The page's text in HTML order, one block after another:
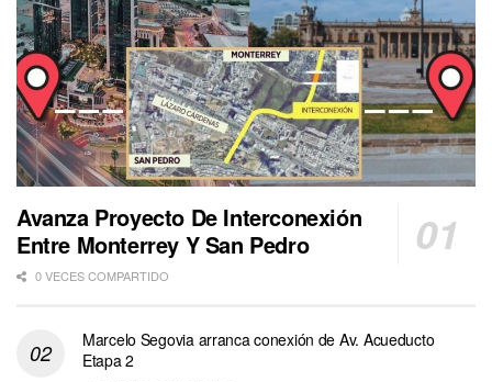
Avanza Proyecto De Interconexión
Entre Monterrey Y San Pedro
0 VECES COMPARTIDO
Marcelo Segovia arranca conexión de Av. Acueducto
Etapa 2